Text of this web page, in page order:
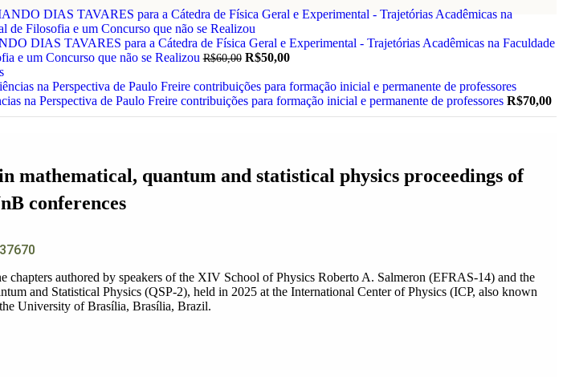
DIAS TAVARES para a Cátedra de Física Geral e Experimental - Trajetórias Acadêmicas na Faculdade
e um Concurso que não se RealizouR$60,00 R$50,00
na Perspectiva de Paulo Freire contribuições para formação inicial e permanente de professores R$70,00
mathematical, quantum and statistical physics proceedings of
conferences
chapters authored by speakers of the XIV School of Physics Roberto A. Salmeron (EFRAS-14) and the
and Statistical Physics (QSP-2), held in 2025 at the International Center of Physics (ICP, also known
University of Brasília, Brasília, Brazil.